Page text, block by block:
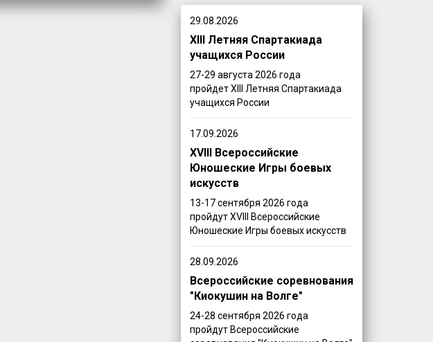
29.08.2026
XIII Летняя Спартакиада
учащихся России
27-29 августа 2026 года
пройдет XIII Летняя Спартакиада
учащихся России
17.09.2026
XVIII Всероссийские
Юношеские Игры боевых
искусств
13-17 сентября 2026 года
пройдут XVIII Всероссийские
Юношеские Игры боевых искусств
28.09.2026
Всероссийские соревнования
"Киокушин на Волге"
24-28 сентября 2026 года
пройдут Всероссийские